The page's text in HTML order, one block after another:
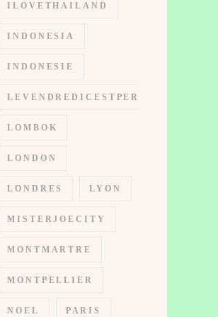
ILOVETHAILAND
INDONESIA
INDONESIE
LEVENDREDICESTPERMIS
LOMBOK
LONDON
LONDRES LYON
MISTERJOECITY
MONTMARTRE
MONTPELLIER
NOEL PARIS